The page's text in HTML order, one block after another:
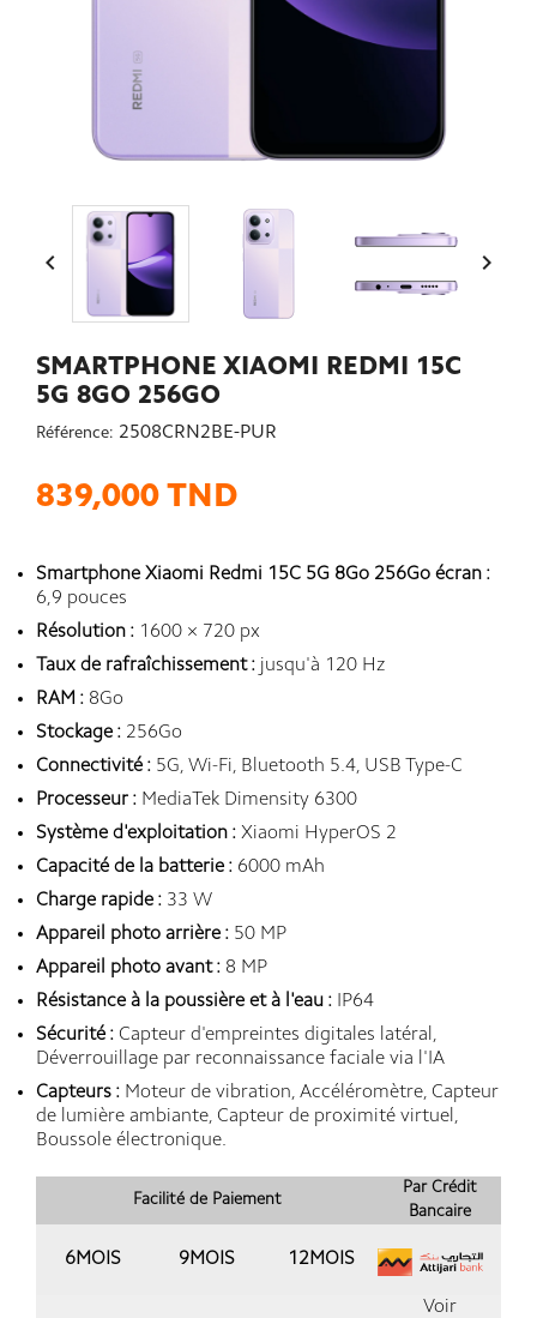
 
SMARTPHONE XIAOMI REDMI 15C
5G 8GO 256GO
Référence: 2508CRN2BE-PUR
839,000 TND
Smartphone Xiaomi Redmi 15C 5G 8Go 256Go écran :
6,9 pouces
Résolution : 1600 × 720 px
Taux de rafraîchissement : jusqu'à 120 Hz
RAM : 8Go
Stockage : 256Go
Connectivité : 5G, Wi-Fi, Bluetooth 5.4, USB Type-C
Processeur : MediaTek Dimensity 6300
Système d'exploitation : Xiaomi HyperOS 2
Capacité de la batterie : 6000 mAh
Charge rapide : 33 W
Appareil photo arrière : 50 MP
Appareil photo avant : 8 MP
Résistance à la poussière et à l'eau : IP64
Sécurité : Capteur d'empreintes digitales latéral,
Déverrouillage par reconnaissance faciale via l'IA
Capteurs : Moteur de vibration, Accéléromètre, Capteur
de lumière ambiante, Capteur de proximité virtuel,
Boussole électronique.
Facilité de Paiement
Par Crédit
Bancaire
6MOIS 9MOIS 12MOIS
Voir